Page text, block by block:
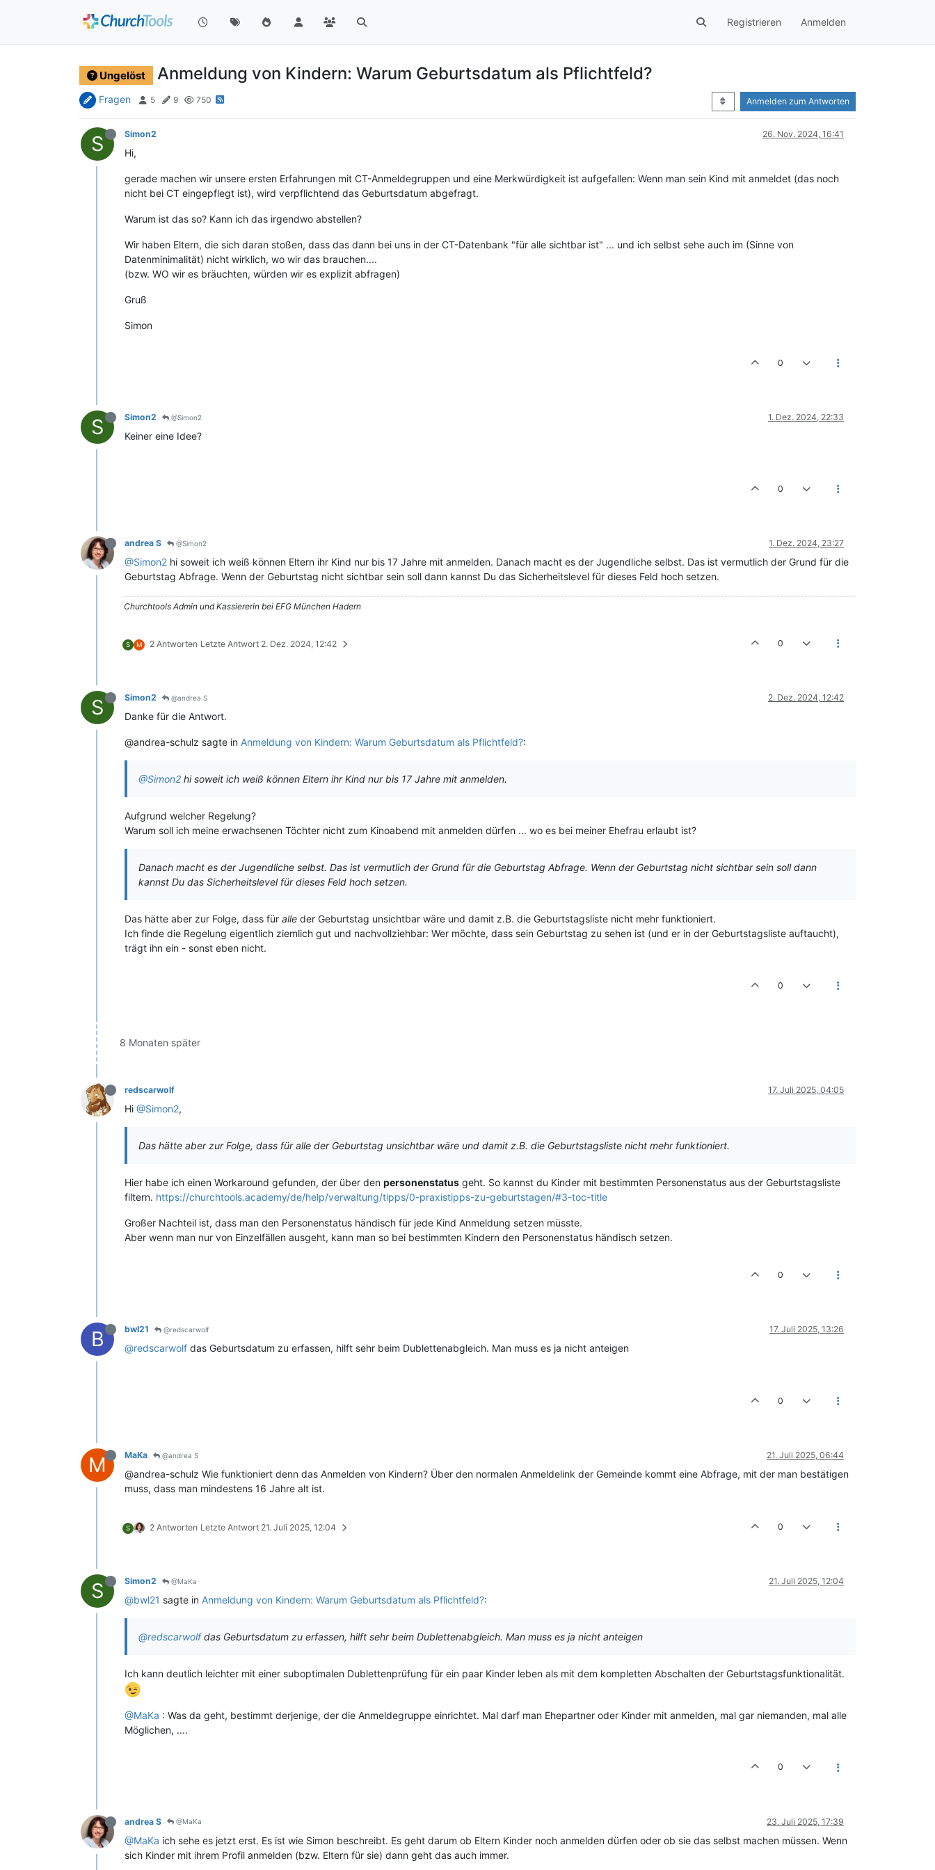
Registrieren Anmelden
Ungelöst Anmeldung von Kindern: Warum Geburtsdatum als Pflichtfeld?
Fragen 5 9 750 Anmelden zum Antworten
S Simon2 26. Nov. 2024, 16:41
Hi,
gerade machen wir unsere ersten Erfahrungen mit CT-Anmeldegruppen und eine Merkwürdigkeit ist aufgefallen: Wenn man sein Kind mit anmeldet (das noch
nicht bei CT eingepflegt ist), wird verpflichtend das Geburtsdatum abgefragt.
Warum ist das so? Kann ich das irgendwo abstellen?
Wir haben Eltern, die sich daran stoßen, dass das dann bei uns in der CT-Datenbank "für alle sichtbar ist" ... und ich selbst sehe auch im (Sinne von
Datenminimalität) nicht wirklich, wo wir das brauchen....
(bzw. WO wir es bräuchten, würden wir es explizit abfragen)
Gruß
Simon
0
S Simon2 @Simon2 1. Dez. 2024, 22:33
Keiner eine Idee?
0
andrea S @Simon2 1. Dez. 2024, 23:27
@Simon2 hi soweit ich weiß können Eltern ihr Kind nur bis 17 Jahre mit anmelden. Danach macht es der Jugendliche selbst. Das ist vermutlich der Grund für die
Geburtstag Abfrage. Wenn der Geburtstag nicht sichtbar sein soll dann kannst Du das Sicherheitslevel für dieses Feld hoch setzen.
Churchtools Admin und Kassiererin bei EFG München Hadern
S M 2 Antworten Letzte Antwort 2. Dez. 2024, 12:42 0
S Simon2 @andrea S 2. Dez. 2024, 12:42
Danke für die Antwort.
@andrea-schulz sagte in Anmeldung von Kindern: Warum Geburtsdatum als Pflichtfeld?:
@Simon2 hi soweit ich weiß können Eltern ihr Kind nur bis 17 Jahre mit anmelden.
Aufgrund welcher Regelung?
Warum soll ich meine erwachsenen Töchter nicht zum Kinoabend mit anmelden dürfen ... wo es bei meiner Ehefrau erlaubt ist?
Danach macht es der Jugendliche selbst. Das ist vermutlich der Grund für die Geburtstag Abfrage. Wenn der Geburtstag nicht sichtbar sein soll dann
kannst Du das Sicherheitslevel für dieses Feld hoch setzen.
Das hätte aber zur Folge, dass für alle der Geburtstag unsichtbar wäre und damit z.B. die Geburtstagsliste nicht mehr funktioniert.
Ich finde die Regelung eigentlich ziemlich gut und nachvollziehbar: Wer möchte, dass sein Geburtstag zu sehen ist (und er in der Geburtstagsliste auftaucht),
trägt ihn ein - sonst eben nicht.
0
8 Monaten später
redscarwolf 17. Juli 2025, 04:05
Hi @Simon2,
Das hätte aber zur Folge, dass füralle der Geburtstag unsichtbar wäre und damit z.B. die Geburtstagsliste nicht mehr funktioniert.
Hier habe ich einen Workaround gefunden, der über den personenstatus geht. So kannst du Kinder mit bestimmten Personenstatus aus der Geburtstagsliste
filtern. https://churchtools.academy/de/help/verwaltung/tipps/0-praxistipps-zu-geburtstagen/#3-toc-title
Großer Nachteil ist, dass man den Personenstatus händisch für jede Kind Anmeldung setzen müsste.
Aber wenn man nur von Einzelfällen ausgeht, kann man so bei bestimmten Kindern den Personenstatus händisch setzen.
0
B bwl21 @redscarwolf 17. Juli 2025, 13:26
@redscarwolf das Geburtsdatum zu erfassen, hilft sehr beim Dublettenabgleich. Man muss es ja nicht anteigen
0
M MaKa @andrea S 21. Juli 2025, 06:44
@andrea-schulz Wie funktioniert denn das Anmelden von Kindern? Über den normalen Anmeldelink der Gemeinde kommt eine Abfrage, mit der man bestätigen
muss, dass man mindestens 16 Jahre alt ist.
S 2 Antworten Letzte Antwort 21. Juli 2025, 12:04 0
S Simon2 @MaKa 21. Juli 2025, 12:04
@bwl21 sagte in Anmeldung von Kindern: Warum Geburtsdatum als Pflichtfeld?:
@redscarwolfdas Geburtsdatum zu erfassen, hilft sehr beim Dublettenabgleich. Man muss es ja nicht anteigen
Ich kann deutlich leichter mit einer suboptimalen Dublettenprüfung für ein paar Kinder leben als mit dem kompletten Abschalten der Geburtstagsfunktionalität.
@MaKa : Was da geht, bestimmt derjenige, der die Anmeldegruppe einrichtet. Mal darf man Ehepartner oder Kinder mit anmelden, mal gar niemanden, mal alle
Möglichen, ....
0
andrea S @MaKa 23. Juli 2025, 17:39
@MaKa ich sehe es jetzt erst. Es ist wie Simon beschreibt. Es geht darum ob Eltern Kinder noch anmelden dürfen oder ob sie das selbst machen müssen. Wenn
sich Kinder mit ihrem Profil anmelden (bzw. Eltern für sie) dann geht das auch immer.